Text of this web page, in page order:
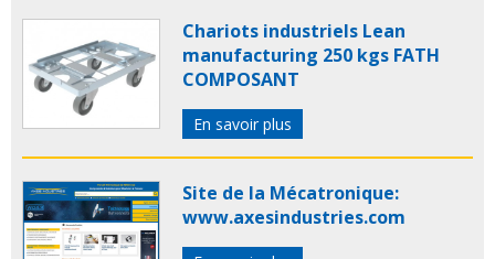
Chariots industriels Lean
manufacturing 250 kgs FATH
COMPOSANT
En savoir plus
Site de la Mécatronique:
www.axesindustries.com